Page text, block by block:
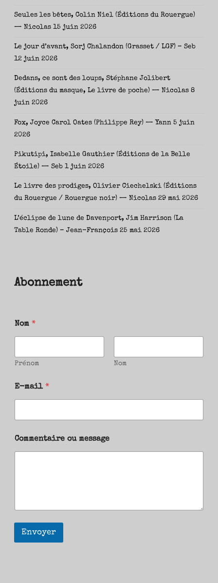
Seules les bêtes, Colin Niel (Éditions du Rouergue)
— Nicolas 15 juin 2026
Le jour d’avant, Sorj Chalandon (Grasset / LGF) – Seb
12 juin 2026
Dedans, ce sont des loups, Stéphane Jolibert
(Éditions du masque, Le livre de poche) — Nicolas 8
juin 2026
Fox, Joyce Carol Oates (Philippe Rey) — Yann 5 juin
2026
Pikutipi, Isabelle Gauthier (Éditions de la Belle
Étoile) — Seb 1 juin 2026
Le livre des prodiges, Olivier Ciechelski (Éditions
du Rouergue / Rouergue noir) — Nicolas 29 mai 2026
L’éclipse de lune de Davenport, Jim Harrison (La
Table Ronde) – Jean-François 25 mai 2026
Abonnement
Nom *
Prénom Nom
E-mail *
Commentaire ou message
Envoyer